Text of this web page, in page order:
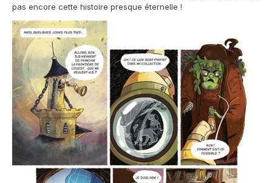
pas encore cette histoire presque éternelle !